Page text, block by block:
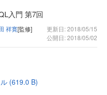
入門 第7回
祥寛[監修]
更新日: 2018/05/15
公開日: 2018/05/02
(619.0 B)